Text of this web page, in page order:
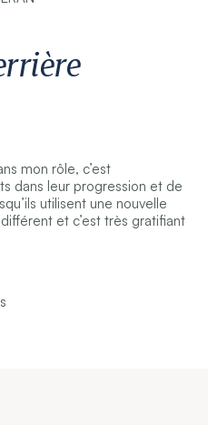
mon rôle, c’est
dans leur progression et de
utilisent une nouvelle
et c’est très gratifiant